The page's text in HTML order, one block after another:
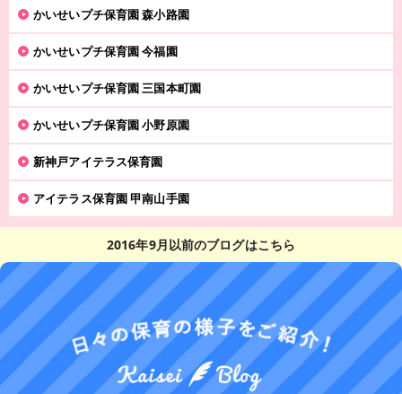
かいせいプチ保育園 森小路園
かいせいプチ保育園 今福園
かいせいプチ保育園 三国本町園
かいせいプチ保育園 小野原園
新神戸アイテラス保育園
アイテラス保育園 甲南山手園
2016年9月以前のブログはこちら